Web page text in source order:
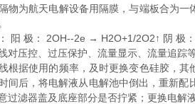
物为航天电解设备用隔膜，与端板合为
极： 2OH--2e → H2O+1/2O2↑ 阴 极：
压控、过压保护、流量显示、流量追踪等
据使用的频率，及时更换变色硅胶，其
间后，将电解液从电解池中倒出，重新
过滤器盖及底座部分是否拧紧；更换电解